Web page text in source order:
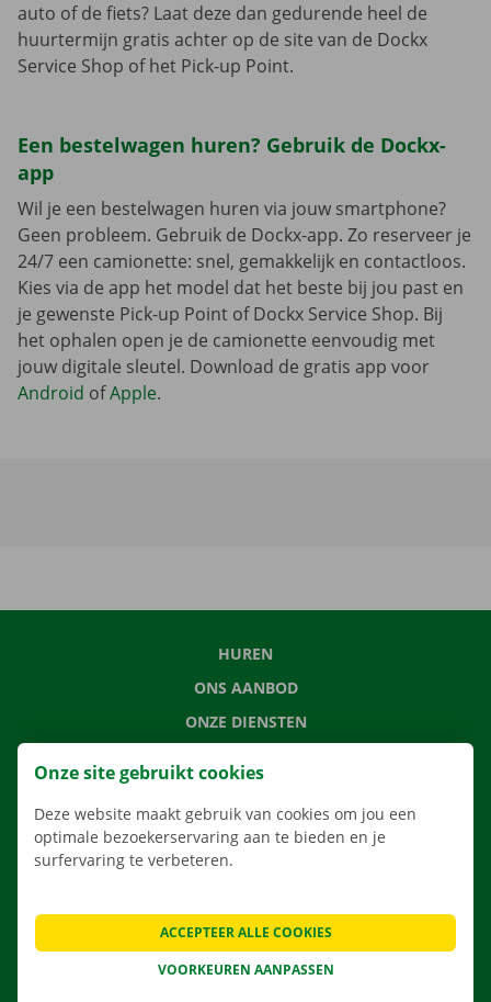
auto of de fiets? Laat deze dan gedurende heel de
huurtermijn gratis achter op de site van de Dockx
Service Shop of het Pick-up Point.
Een bestelwagen huren? Gebruik de Dockx-
app
Wil je een bestelwagen huren via jouw smartphone?
Geen probleem. Gebruik de Dockx-app. Zo reserveer je
24/7 een camionette: snel, gemakkelijk en contactloos.
Kies via de app het model dat het beste bij jou past en
je gewenste Pick-up Point of Dockx Service Shop. Bij
het ophalen open je de camionette eenvoudig met
jouw digitale sleutel. Download de gratis app voor
Android ofApple.
HUREN
ONS AANBOD
ONZE DIENSTEN
VERHUISOPLOSSINGEN
CONTACTEER ONS
VEELGESTELDE VRAGEN
Onze site gebruikt cookies
Deze website maakt gebruik van cookies om jou een
optimale bezoekerservaring aan te bieden en je
surfervaring te verbeteren.
VOORKEUREN AANPASSEN
ACCEPTEER ALLE COOKIES